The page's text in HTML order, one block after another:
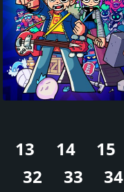
13 14 15
32 33 34